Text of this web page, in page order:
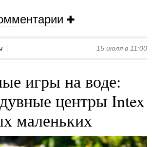
15 июля в 11:00
игры на воде:
центры Intex
маленьких